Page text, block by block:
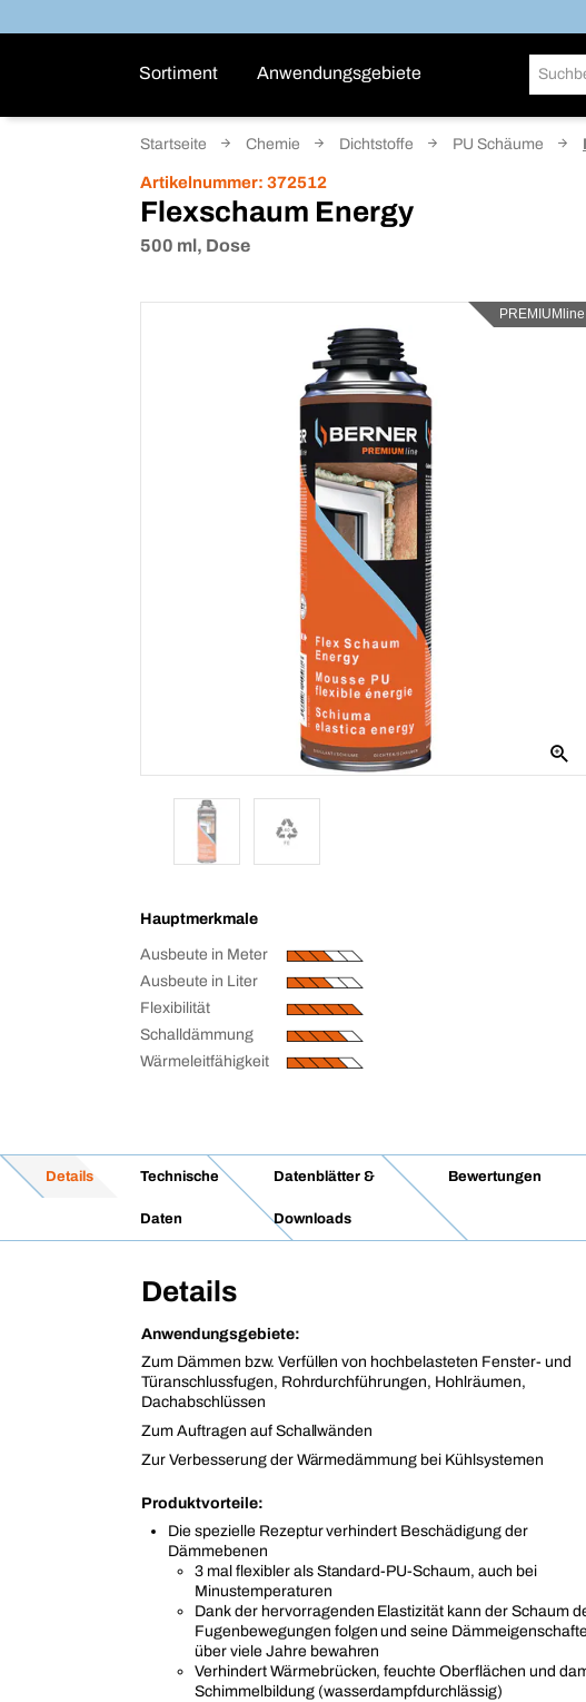
Sortiment Anwendungsgebiete
Startseite Chemie Dichtstoffe PU Schäume
Artikelnummer: 372512
Flexschaum Energy
500 ml, Dose
PREMIUMline
Hauptmerkmale
Ausbeute in Meter
Ausbeute in Liter
Flexibilität
Schalldämmung
Wärmeleitfähigkeit
Details Technische
Daten
Datenblätter &
Downloads
Bewertungen
Details
Anwendungsgebiete:
Zum Dämmen bzw. Verfüllen von hochbelasteten Fenster- und
Türanschlussfugen, Rohrdurchführungen, Hohlräumen,
Dachabschlüssen
Zum Auftragen auf Schallwänden
Zur Verbesserung der Wärmedämmung bei Kühlsystemen
Produktvorteile:
Die spezielle Rezeptur verhindert Beschädigung der
Dämmebenen
3 mal flexibler als Standard-PU-Schaum, auch bei
Minustemperaturen
Dank der hervorragenden Elastizität kann der Schaum
Fugenbewegungen folgen und seine
über viele Jahre bewahren
Verhindert Wärmebrücken, feuchte Oberflächen und
Schimmelbildung (wasserdampfdurchlässig)